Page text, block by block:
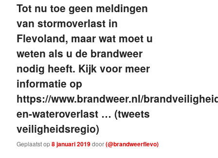
Tot nu toe geen meldingen
van stormoverlast in
Flevoland, maar wat moet u
weten als u de brandweer
nodig heeft. Kijk voor meer
informatie op
https://www.brandweer.nl/
en-wateroverlast … (tweets
veiligheidsregio)
Geplaatst op8 januari 2019door(@brandweerflevo)